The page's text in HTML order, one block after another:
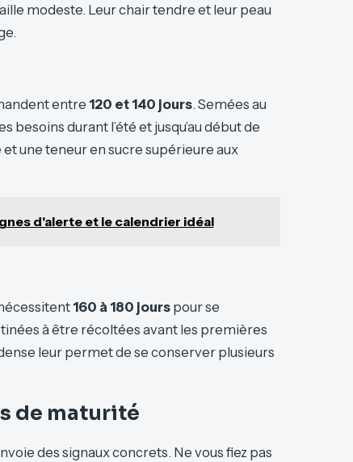
modeste. Leur chair tendre et leur peau
entre 120 et 140 jours. Semées au
durant l’été et jusqu’au début de
une teneur en sucre supérieure aux
d'alerte et le calendrier idéal
nécessitent 160 à 180 jours pour se
à être récoltées avant les premières
leur permet de se conserver plusieurs
de maturité
des signaux concrets. Ne vous fiez pas